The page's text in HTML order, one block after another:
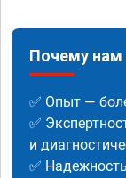
Почему
✅ Опыт —
✅
и
✅